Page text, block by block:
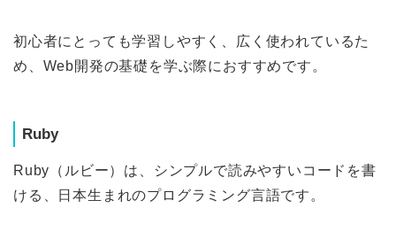
初心者にとっても学習しやすく、広く使われているた
め、Web開発の基礎を学ぶ際におすすめです。
Ruby
Ruby（ルビー）は、シンプルで読みやすいコードを書
ける、日本生まれのプログラミング言語です。